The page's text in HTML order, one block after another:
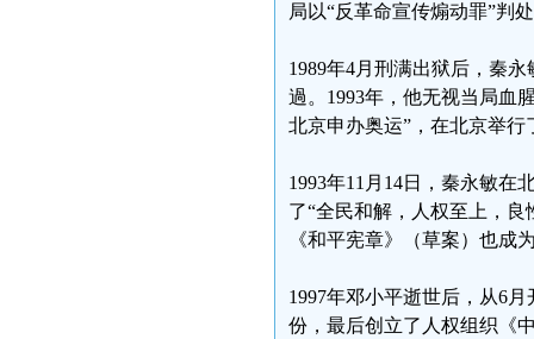
局以“反革命宣传煽动罪”判
1989年4月刑满出狱后，秦
過。1993年，他无视当局血
北京申办奥运”，在北京举
1993年11月14日，秦永敏在
了“全民和解，人权至上，
《和平宪章》（草案）也成
1997年邓小平逝世后，从6
份，最后创立了人权组织《